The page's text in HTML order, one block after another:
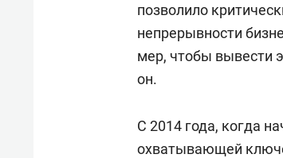
позволило
непрерывности
мер, чтобы вывести
он.
С 2014 года, когда
охватывающей